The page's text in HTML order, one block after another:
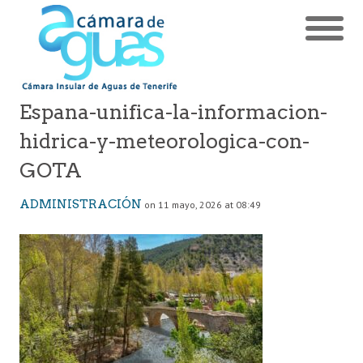
Espana-unifica-la-informacion-
hidrica-y-meteorologica-con-
GOTA
ADMINISTRACIÓN on 11 mayo, 2026 at 08:49